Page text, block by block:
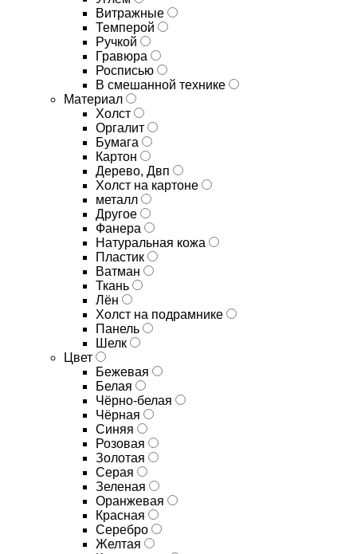
Витражные
Темперой
Ручкой
Гравюра
Росписью
В смешанной технике
Материал
Холст
Оргалит
Бумага
Картон
Дерево, Двп
Холст на картоне
металл
Другое
Фанера
Натуральная кожа
Пластик
Ватман
Ткань
Лён
Холст на подрамнике
Панель
Шелк
Цвет
Бежевая
Белая
Чёрно-белая
Чёрная
Синяя
Розовая
Золотая
Серая
Зеленая
Оранжевая
Красная
Серебро
Желтая